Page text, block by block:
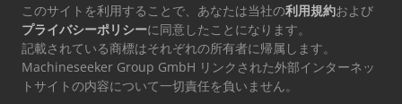
このサイトを利用することで、あなたは当社の利用規約および
プライバシーポリシーに同意したことになります。
記載されている商標はそれぞれの所有者に帰属します。
Machineseeker Group GmbH リンクされた外部インターネッ
トサイトの内容について一切責任を負いません。